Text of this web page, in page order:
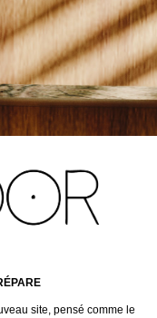
site, pensé comme le